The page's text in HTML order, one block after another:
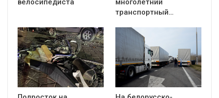
велосипедиста
многолетний
транспортный…